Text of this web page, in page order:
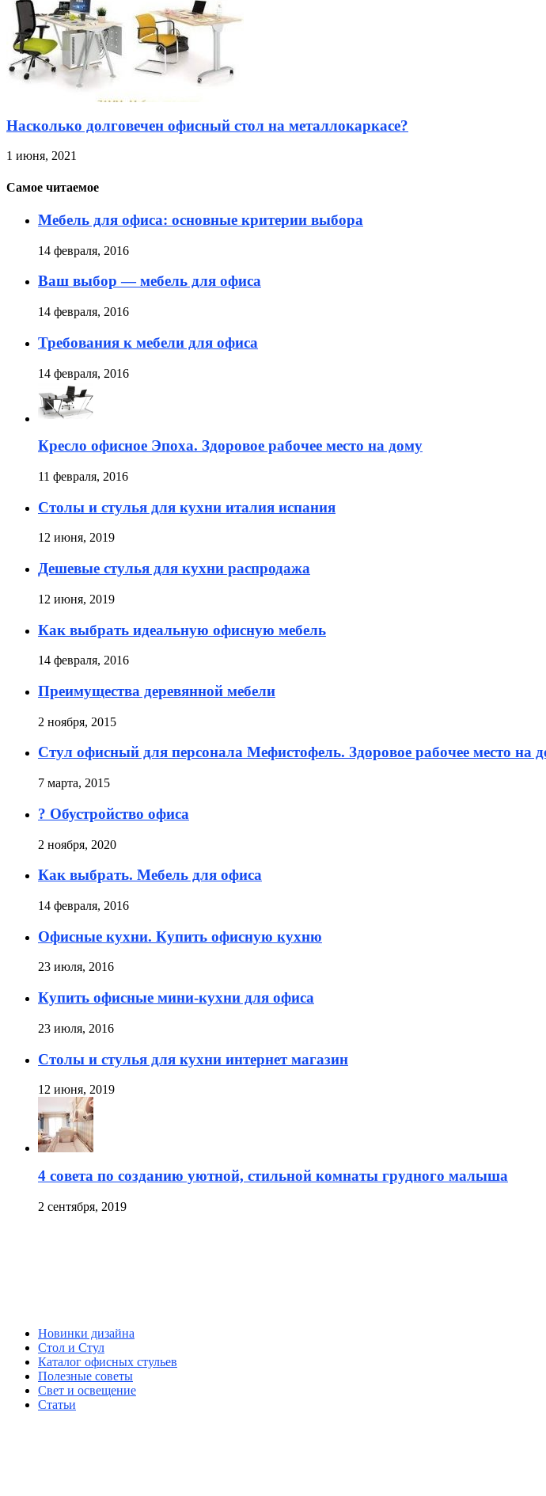
Насколько долговечен офисный стол на металлокаркасе?
1 июня, 2021
Самое читаемое
Мебель для офиса: основные критерии выбора
14 февраля, 2016
Ваш выбор — мебель для офиса
14 февраля, 2016
Требования к мебели для офиса
14 февраля, 2016
Кресло офисное Эпоха. Здоровое рабочее место на дому
11 февраля, 2016
Столы и стулья для кухни италия испания
12 июня, 2019
Дешевые стулья для кухни распродажа
12 июня, 2019
Как выбрать идеальную офисную мебель
14 февраля, 2016
Преимущества деревянной мебели
2 ноября, 2015
Стул офисный для персонала Мефистофель. Здоровое рабочее место на
7 марта, 2015
?️ Обустройство офиса
2 ноября, 2020
Как выбрать. Мебель для офиса
14 февраля, 2016
Офисные кухни. Купить офисную кухню
23 июля, 2016
Купить офисные мини-кухни для офиса
23 июля, 2016
Столы и стулья для кухни интернет магазин
12 июня, 2019
4 совета по созданию уютной, стильной комнаты грудного малыша
2 сентября, 2019
Новинки дизайна
Стол и Стул
Каталог офисных стульев
Полезные советы
Свет и освещение
Статьи